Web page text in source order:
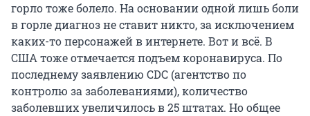
горло тоже болело. На основании одной лишь боли
в горле диагноз не ставит никто, за исключением
каких-то персонажей в интернете. Вот и всё. В
США тоже отмечается подъем коронавируса. По
последнему заявлению CDC (агентство по
контролю за заболеваниями), количество
заболевших увеличилось в 25 штатах. Но общее